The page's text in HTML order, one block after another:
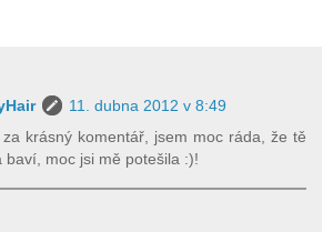
11. dubna 2012 v 8:49
krásný komentář, jsem moc ráda, že tě
baví, moc jsi mě potešila :)!